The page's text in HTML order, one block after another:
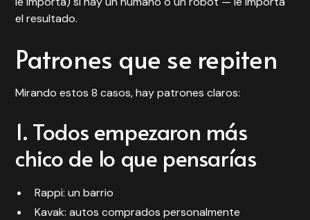
el resultado.
Patrones que se repiten
Mirando estos 8 casos, hay patrones claros:
1. Todos empezaron más
chico de lo que pensarías
Rappi: un barrio
Kavak: autos comprados personalmente